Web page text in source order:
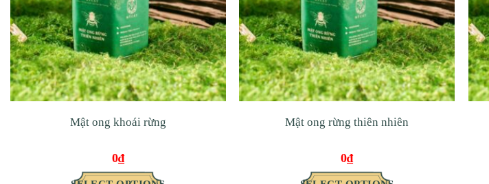
Mật ong khoái rừng
0₫
Mật ong rừng thiên nhiên
0₫